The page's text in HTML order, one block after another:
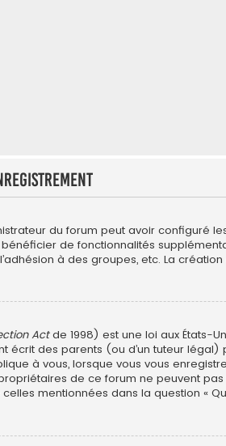
du forum peut avoir configuré
de fonctionnalités
à des groupes, etc. La
Actde 1998) est une loi aux États-
écrit des parents (ou d’un tuteur
à vous, lorsque vous vous
de ce forum ne peuvent
mentionnées dans la question «